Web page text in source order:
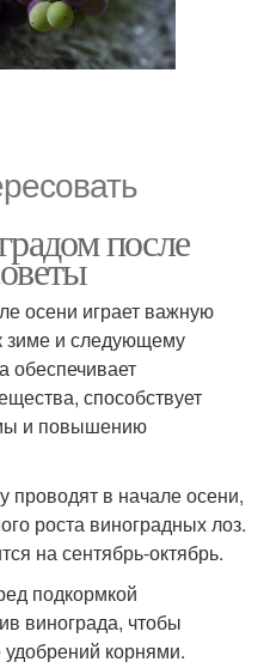
после
осени играет важную
зиме и следующему
обеспечивает
способствует
и повышению
проводят в начале осени,
роста виноградных лоз.
на сентябрь-октябрь.
подкормкой
винограда, чтобы
корнями.